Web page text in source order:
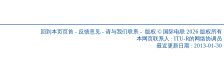
回到本页页首 - 反馈意见 - 请与我们联系 - 版权 © 国际电联 2026 版权所有
本网页联系人 : ITU-R的网络协调员
最近更新日期 : 2013-01-30